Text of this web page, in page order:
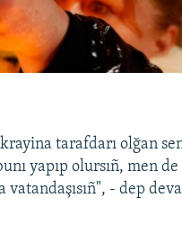
tarafdarı olğan
yapıp olursıñ, men
- dep